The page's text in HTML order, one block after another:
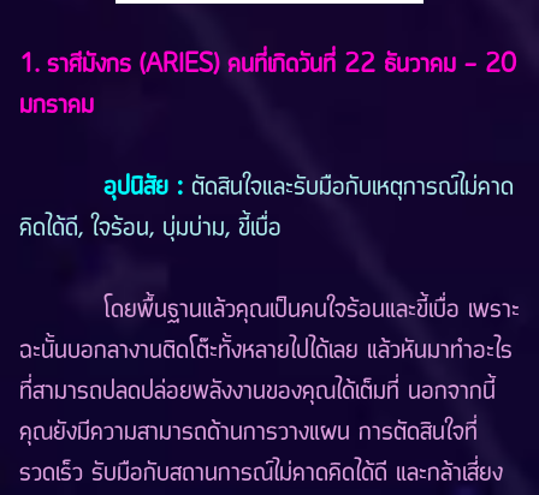
1. ราศีมังกร (ARIES) คนที่เกิดวันที่ 22 ธันวาคม - 20
มกราคม
อุปนิสัย : ตัดสินใจและรับมือกับเหตุการณ์ไม่คาด
คิดได้ดี, ใจร้อน, บุ่มบ่าม, ขี้เบื่อ
โดยพื้นฐานแล้วคุณเป็นคนใจร้อนและขี้เบื่อ เพราะ
ฉะนั้นบอกลางานติดโต๊ะทั้งหลายไปได้เลย แล้วหันมาทำอะไร
ที่สามารถปลดปล่อยพลังงานของคุณได้เต็มที่ นอกจากนี้
คุณยังมีความสามารถด้านการวางแผน การตัดสินใจที่
รวดเร็ว รับมือกับสถานการณ์ไม่คาดคิดได้ดี และกล้าเสี่ยง